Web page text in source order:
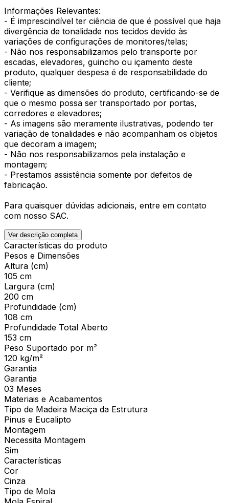
Informações Relevantes:
- É imprescindível ter ciência de que é possível que haja
divergência de tonalidade nos tecidos devido às
variações de configurações de monitores/telas;
- Não nos responsabilizamos pelo transporte por
escadas, elevadores, guincho ou içamento deste
produto, qualquer despesa é de responsabilidade do
cliente;
- Verifique as dimensões do produto, certificando-se de
que o mesmo possa ser transportado por portas,
corredores e elevadores;
- As imagens são meramente ilustrativas, podendo ter
variação de tonalidades e não acompanham os objetos
que decoram a imagem;
- Não nos responsabilizamos pela instalação e
montagem;
- Prestamos assistência somente por defeitos de
fabricação.
Para quaisquer dúvidas adicionais, entre em contato
com nosso SAC.
Ver descrição completa
Características do produto
Pesos e Dimensões
Altura (cm)
105 cm
Largura (cm)
200 cm
Profundidade (cm)
108 cm
Profundidade Total Aberto
153 cm
Peso Suportado por m²
120 kg/m²
Garantia
Garantia
03 Meses
Materiais e Acabamentos
Tipo de Madeira Maciça da Estrutura
Pinus e Eucalipto
Montagem
Necessita Montagem
Sim
Características
Cor
Cinza
Tipo de Mola